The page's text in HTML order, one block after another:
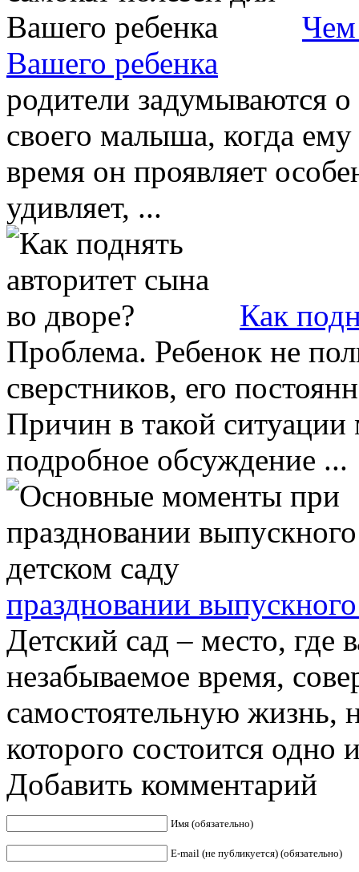
Чем
Вашего ребенка
родители задумываются о
своего малыша, когда
время он проявляет
удивляет, ...
Как
Проблема. Ребенок не
сверстников, его
Причин в такой
подробное обсуждение ...
праздновании
Детский сад – место, где
незабываемое время,
самостоятельную жизнь,
которого состоится одно
Добавить комментарий
Имя (обязательно)
E-mail (не публикуется) (обязательно)